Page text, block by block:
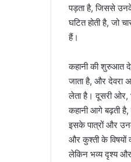
पड़ता है, जिससे
घटित होती है, जो
हैं।
कहानी की शुरुआत
जाता है, और देवरा
लेता है। दूसरी ओर,
कहानी आगे बढ़ती है,
इसके पात्रों और
और कुश्ती के विषयों
लेकिन भव्य दृश्य और